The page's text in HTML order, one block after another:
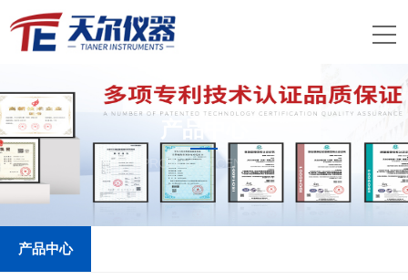
产品中心
PRODUCTS CENTER
产品中心